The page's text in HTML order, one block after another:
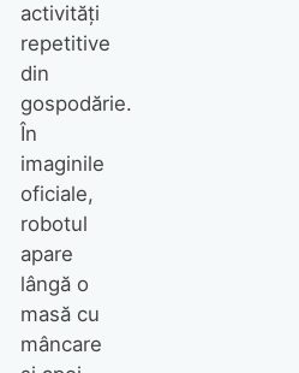
activități
repetitive
din
gospodărie.
În
imaginile
oficiale,
robotul
apare
lângă o
masă cu
mâncare